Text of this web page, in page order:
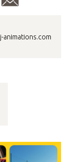
animations.com